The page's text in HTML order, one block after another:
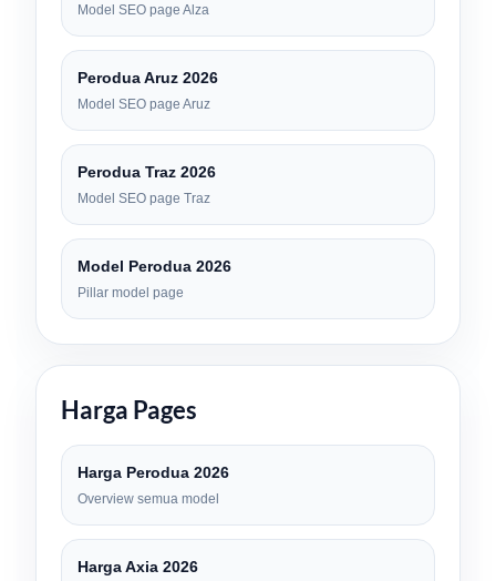
Model SEO page Alza
Perodua Aruz 2026
Model SEO page Aruz
Perodua Traz 2026
Model SEO page Traz
Model Perodua 2026
Pillar model page
Harga Pages
Harga Perodua 2026
Overview semua model
Harga Axia 2026